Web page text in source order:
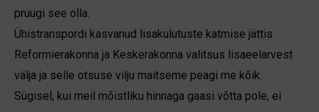
pruugi see olla.
Ühistranspordi kasvanud lisakulutuste katmise jättis
Reformierakonna ja Keskera­konna valitsus lisaeelarvest
välja ja selle otsuse vilju maitseme peagi me kõik.
Sügisel, kui meil mõistliku hinnaga gaasi võtta pole, ei